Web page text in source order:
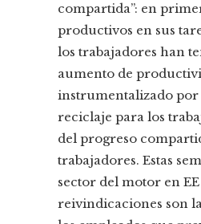
compartida”: en
productivos en sus
los trabajadores han
aumento de
instrumentalizado por
reciclaje para los
del progreso
trabajadores. Estas
sector del motor en
reivindicaciones son